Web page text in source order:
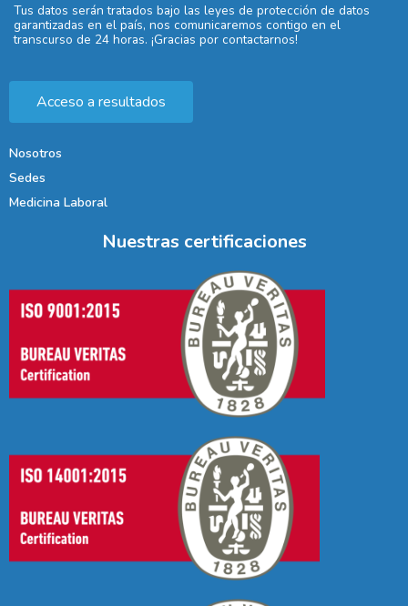
Tus datos serán tratados bajo las leyes de protección de datos
garantizadas en el país, nos comunicaremos contigo en el
transcurso de 24 horas. ¡Gracias por contactarnos!
Acceso a resultados
Nosotros
Sedes
Medicina Laboral
Nuestras certificaciones